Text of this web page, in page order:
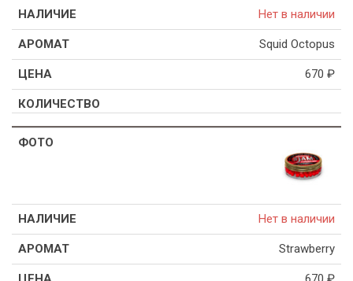
Нет в наличии
Squid Octopus
670 ₽
Нет в наличии
Strawberry